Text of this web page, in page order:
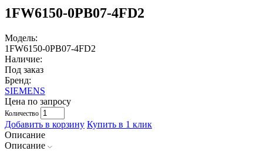
1FW6150-0PB07-4FD2
Модель:
1FW6150-0PB07-4FD2
Наличие:
Под заказ
Бренд:
SIEMENS
Цена по запросу
Количество
Добавить в корзину Купить в 1 клик
Описание
Описание